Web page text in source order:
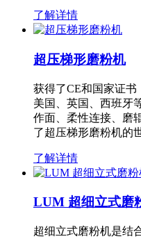
了解详情
超压梯形磨粉机
获得了CE和国家证书
美国、英国、西班牙
作面、柔性连接、磨
了超压梯形磨粉机的
了解详情
LUM 超细立式磨
超细立式磨粉机是结